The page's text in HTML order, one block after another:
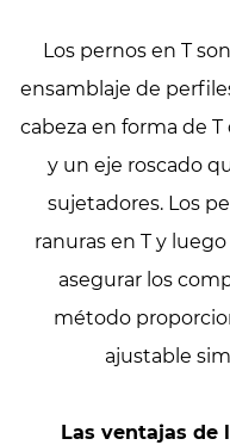
Los pernos en T
ensamblaje de
cabeza en forma de
y un eje roscado
sujetadores. Los
ranuras en T y
asegurar los
método
ajustable
Las ventajas de